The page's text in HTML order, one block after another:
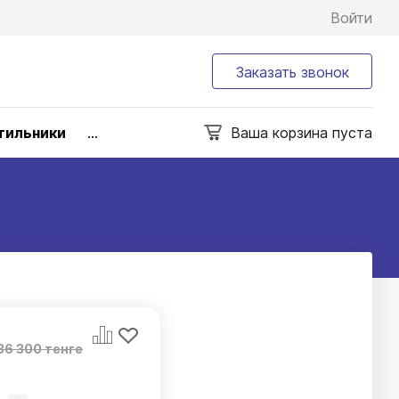
Войти
Заказать звонок
... Ваша корзина пуста
300 тенге